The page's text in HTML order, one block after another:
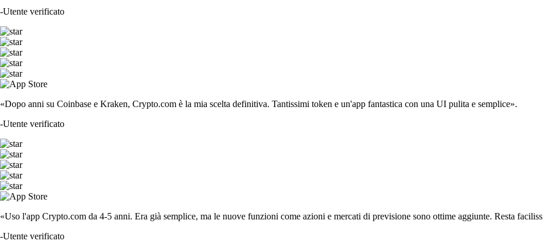
-Utente verificato
«Dopo anni su Coinbase e Kraken, Crypto.com è la mia scelta definitiva. Tantissimi token e un'app fantastica con una UI pulita e semplice».
-Utente verificato
«Uso l'app Crypto.com da 4-5 anni. Era già semplice, ma le nuove funzioni come azioni e mercati di previsione sono ottime aggiunte. Resta
-Utente verificato